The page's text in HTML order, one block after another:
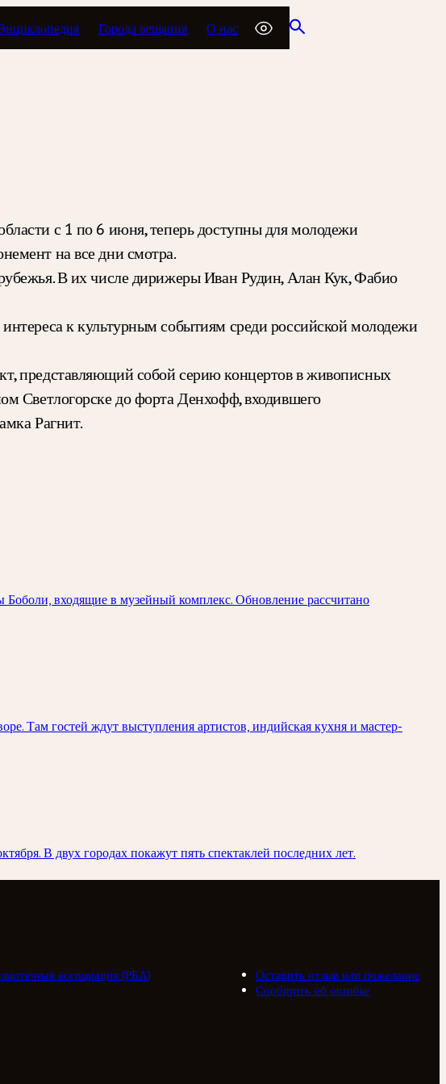
Города вещания О нас
с 1 по 6 июня, теперь доступны для молодежи
на все дни смотра.
В их числе дирижеры Иван Рудин, Алан Кук, Фабио
к культурным событиям среди российской молодежи
представляющий собой серию концертов в живописных
Светлогорске до форта Денхофф, входившего
Рагнит.
входящие в музейный комплекс. Обновление рассчитано
Там гостей ждут выступления артистов, индийская кухня и мастер-
В двух городах покажут пять спектаклей последних лет.
ассоциация (РБА)
Оставить отзыв или пожелание
Сообщить об ошибке